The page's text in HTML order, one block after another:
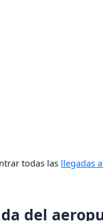
todas las llegadas
del